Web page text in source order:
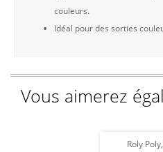
couleurs.
Idéal pour des sorties
Vous aimerez
Roly